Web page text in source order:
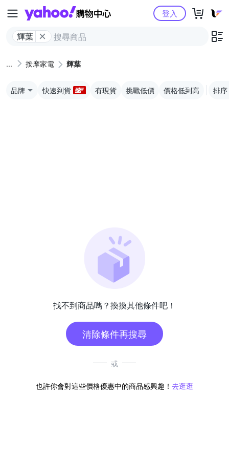
Yahoo購物中心
輝葉
登入
按摩家電 輝葉
品牌 快速到貨 有現貨 挑戰低價 價格低到高 排序
找不到商品嗎？換換其他條件吧！
清除條件再搜尋
或
也許你會對這些價格優惠中的商品感興趣！ 去逛逛